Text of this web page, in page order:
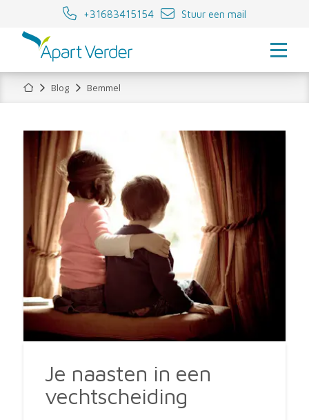
+31683415154 Stuur een mail
HomeBlog Bemmel
Je naasten in een
vechtscheiding